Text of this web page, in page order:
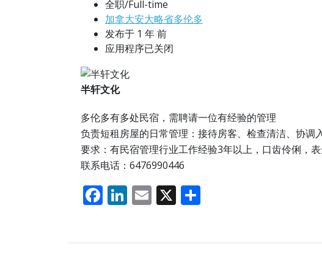
全职/Full-time
加拿大安大略省多伦多
发布于 1 年 前
应用程序已关闭
半轩文化
多伦多有多处民宿，需聘请一位有经验的管理
负责短租房屋的日常管理：接待房客、检查清洁、协调
要求：有民宿管理行业工作经验3年以上，口齿伶俐，
联系电话：6476990446
F Li E X